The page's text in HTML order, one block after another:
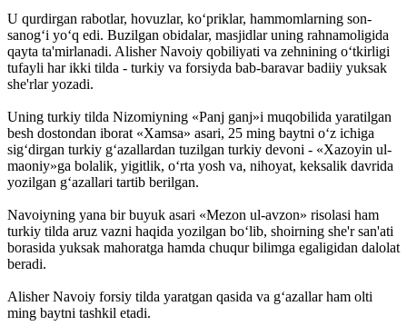
U qurdirgan rabotlar, hovuzlar, ko‘priklar, hammomlarning son-
sanog‘i yo‘q edi. Buzilgan obidalar, masjidlar uning rahnamoligida
qayta ta'mirlanadi. Alisher Navoiy qobiliyati va zehnining o‘tkirligi
tufayli har ikki tilda - turkiy va forsiyda bab-baravar badiiy yuksak
she'rlar yozadi.
Uning turkiy tilda Nizomiyning «Panj ganj»i­ muqobilida yaratilgan
besh dostondan iborat «Xamsa» asari, 25 ming baytni o‘z ichiga
sig‘dirgan turkiy g‘azallardan tuzilgan turkiy devoni - «Xazoyin ul-
maoniy»ga bolalik, yigitlik, o‘rta yosh va, nihoyat, keksalik davrida
yozilgan g‘azallari tartib berilgan.
Navoiyning yana bir buyuk asari «Mezon ul-avzon» risolasi ham
turkiy tilda aruz vazni haqida yozilgan bo‘lib, shoirning she'r san'ati
borasida yuksak mahoratga hamda chuqur bilimga egaligidan dalolat
beradi.
Alisher Navoiy forsiy tilda yaratgan qasida va g‘azallar ham olti
ming bayt­ni tashkil etadi.